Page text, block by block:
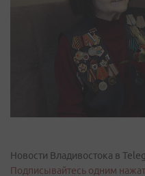
Новости Владивостока в
Подписывайтесь одним